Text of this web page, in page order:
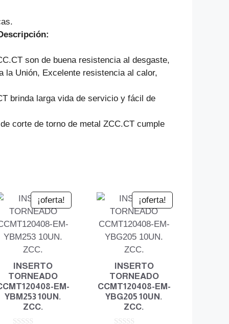
son de buena resistencia al desgaste,
la Unión, Excelente resistencia al calor,
brinda larga vida de servicio y fácil de
corte de torno de metal ZCC.CT cumple
¡oferta!
INSERTO
TORNEADO
EM-
YBM253 10UN.
ZCC.
¡oferta!
INSERTO
TORNEADO
CCMT120408-EM-
YBG205 10UN.
ZCC.